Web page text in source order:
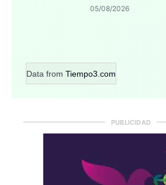
05/08/2026
Data from Tiempo3.com
PUBLICIDAD